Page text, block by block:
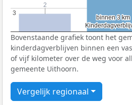
binnen 3 km
binnen 3 km
3
3
2
2
Bovenstaande grafiek toont het
kinderdagverblijven binnen een
of vijf kilometer over de weg voor
gemeente Uithoorn.
Vergelijk regionaal